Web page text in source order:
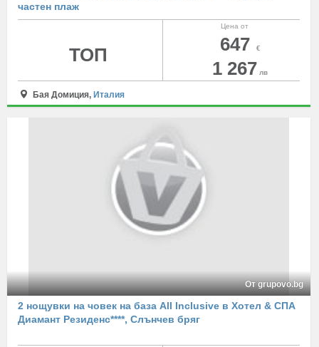
частен плаж
Цена от
647 €
1 267 лв
ТОП
Бая Домиция, Италия
От grupovo.bg
2 нощувки на човек на база All Inclusive в Хотел & СПА
Диамант Резиденс****, Слънчев бряг